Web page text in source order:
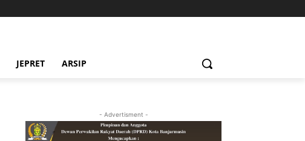
JEPRET ARSIP
- Advertisment -